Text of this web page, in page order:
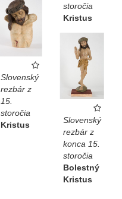
storočia
Kristus
Slovenský
rezbár z
15.
storočia
Kristus
Slovenský
rezbár z
konca 15.
storočia
Bolestný
Kristus